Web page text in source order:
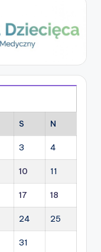
S N
3 4
10 11
17 18
24 25
31